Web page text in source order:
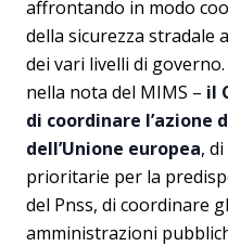
affrontando in modo
della sicurezza stradale
dei vari livelli di
nella nota del MIMS – il
di coordinare l’azione
dell’Unione europea,
prioritarie per la
del Pnss, di coordinare
amministrazioni